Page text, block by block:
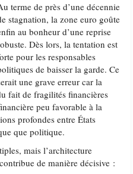
terme de près d’une décennie
stagnation, la zone euro goûte
au bonheur d’une reprise
Dès lors, la tentation est
pour les responsables
de baisser la garde. Ce
une grave erreur car la
fait de fragilités financières
peu favorable à la
profondes entre États
que politique.
mais l’architecture
de manière décisive :